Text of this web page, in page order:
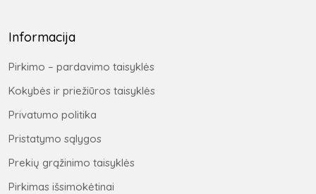
Informacija
Pirkimo – pardavimo taisyklės
Kokybės ir priežiūros taisyklės
Privatumo politika
Pristatymo sąlygos
Prekių grąžinimo taisyklės
Pirkimas išsimokėtinai